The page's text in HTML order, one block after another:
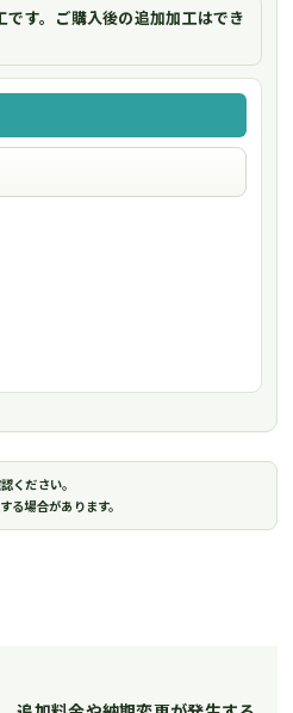
す。ご購入後の追加加工はでき
ください。
る場合があります。